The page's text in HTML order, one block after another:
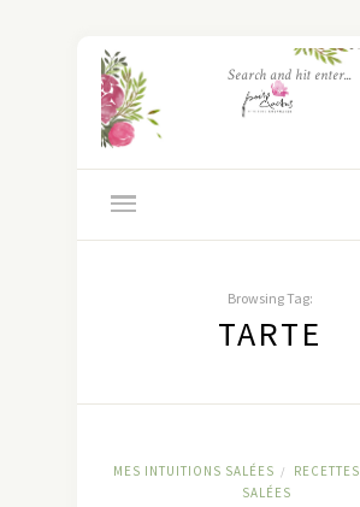
Browsing Tag:
TARTE
MES INTUITIONS SALÉES / RECETTES
SALÉES